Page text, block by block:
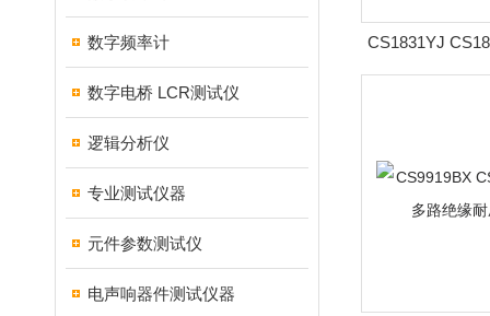
数字频率计
数字电桥 LCR测试仪
逻辑分析仪
专业测试仪器
元件参数测试仪
电声响器件测试仪器
CS1831YJ
安规综